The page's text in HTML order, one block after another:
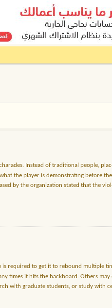
Instead of traditional people,
the player is demonstrating before
by the organization stated that the
is required to get it to rebound multiple
times it hits the backboard. Others may
with graduate students, or study with